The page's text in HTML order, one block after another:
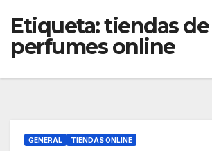
Etiqueta:tiendas de
perfumes online
GENERAL TIENDAS ONLINE